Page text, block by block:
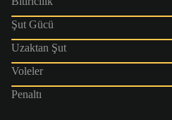
Şut Gücü
Uzaktan Şut
Voleler
Penaltı